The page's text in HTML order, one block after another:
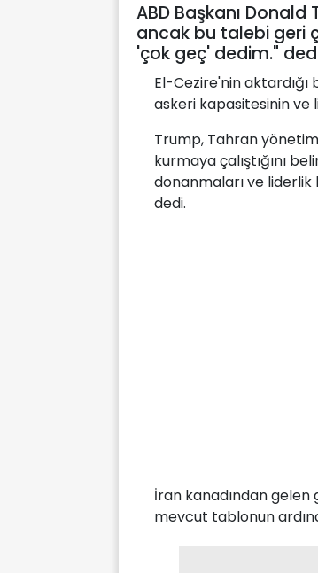
ABD Başkanı
ancak bu talebi geri
'çok geç' dedim."
El-Cezire'nin aktardığı
askeri kapasitesinin ve
Trump, Tahran
kurmaya çalıştığını
donanmaları ve liderlik
dedi.
İran kanadından
mevcut tablonun